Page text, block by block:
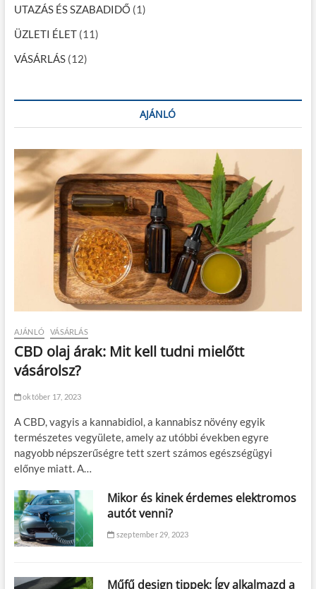
UTAZÁS ÉS SZABADIDŐ (1)
ÜZLETI ÉLET(11)
VÁSÁRLÁS(12)
AJÁNLÓ
AJÁNLÓ VÁSÁRLÁS
CBD olaj árak: Mit kell tudni mielőtt
vásárolsz?
október 17, 2023
A CBD, vagyis a kannabidiol, a kannabisz növény egyik
természetes vegyülete, amely az utóbbi években egyre
nagyobb népszerűségre tett szert számos egészségügyi
előnye miatt. A…
Mikor és kinek érdemes elektromos
autót venni?
szeptember 29, 2023
Műfű design tippek: Így alkalmazd a